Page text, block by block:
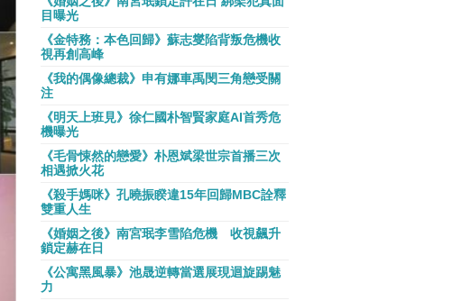
目曝光
《金特務：本色回歸》蘇志燮陷背叛危機收
視再創高峰
《我的偶像總裁》申有娜車禹閔三角戀受關
注
《明天上班見》徐仁國朴智賢家庭AI首秀危
機曝光
《毛骨悚然的戀愛》朴恩斌梁世宗首播三次
相遇掀火花
《殺手媽咪》孔曉振睽違15年回歸MBC詮釋
雙重人生
《婚姻之後》南宮珉李雪陷危機 收視飆升
鎖定赫在日
《公寓黑風暴》池晟逆轉當選展現迴旋踢魅
力